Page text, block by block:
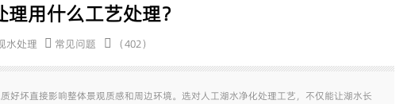
用什么工艺处理？
水处理 常见问题 （402）
坏直接影响整体景观质感和周边环境。选对人工湖水净化处理工艺，不仅能让湖水长